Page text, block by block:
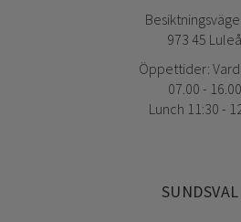
973 45 Luleå
Öppettider:
07.00 - 16.00
Lunch 11:30 -